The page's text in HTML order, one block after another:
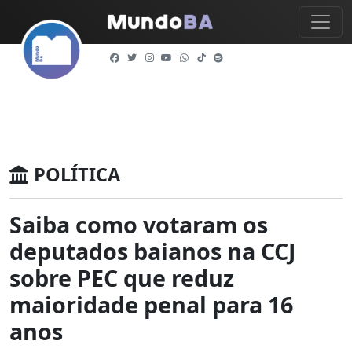
POLÍTICA
Saiba como votaram os
deputados baianos na CCJ
sobre PEC que reduz
maioridade penal para 16
anos